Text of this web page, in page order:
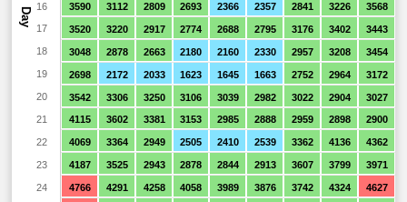
Day 3590 3112 2809 2693 2366 2357 2841 3226 3568
3520 3220 2917 2774 2688 2795 3176 3402 3443
3048 2878 2663 2180 2160 2330 2957 3208 3454
2698 2172 2033 1623 1645 1663 2752 2964 3172
3542 3306 3250 3106 3039 2982 3022 2904 3027
4115
3602 3381 3153 2985 2888 2959 2898 2900
4069 3364 2949 2505 2410 2539 3362 4136 4362
4187 3525 2943 2878 2844 2913 3607 3799 3971
4766 4291 4258 4058 3989 3876 3742 4324 4627
16
17
18
19
20
21
22
23
24